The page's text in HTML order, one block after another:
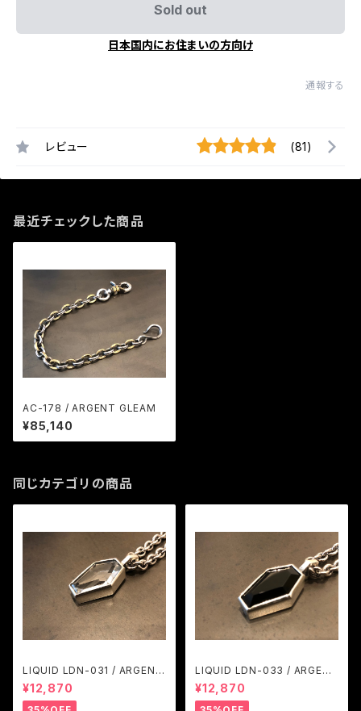
Sold out
日本国内にお住まいの方向け
通報する
レビュー (81)
最近チェックした商品
AC-178 / ARGENT GLEAM
¥85,140
同じカテゴリの商品
LIQUID LDN-031 / ARGENT
GLEAM
¥12,870
LIQUID LDN-033 / ARGENT
GLEAM
¥12,870